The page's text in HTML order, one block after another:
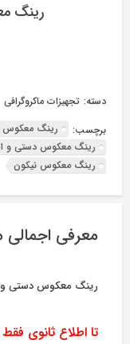
رینگ
دسته: تجهیزات ماکروگرافی
برچسب:
رینگ معکوس
رینگ معکوس دستی و
رینگ معکوس نیکون
معرفی
رینگ معکوس دستی و
تا اطلاع ثانوی